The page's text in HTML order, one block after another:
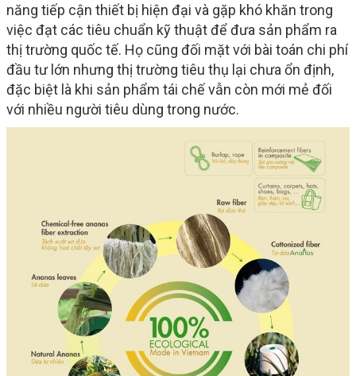
năng tiếp cận thiết bị hiện đại và gặp khó khăn trong
việc đạt các tiêu chuẩn kỹ thuật để đưa sản phẩm ra
thị trường quốc tế. Họ cũng đối mặt với bài toán chi phí
đầu tư lớn nhưng thị trường tiêu thụ lại chưa ổn định,
đặc biệt là khi sản phẩm tái chế vẫn còn mới mẻ đối
với nhiều người tiêu dùng trong nước.